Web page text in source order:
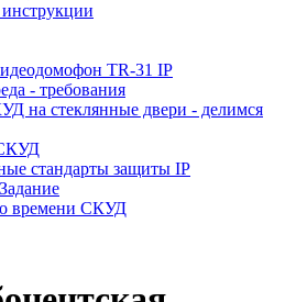
TR-31 IP
- требования
на стеклянные двери - делимся
стандарты защиты IP
времени СКУД